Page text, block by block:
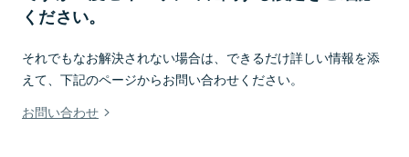
ください。
それでもなお解決されない場合は、できるだけ詳しい情報を添
えて、下記のページからお問い合わせください。
お問い合わせ